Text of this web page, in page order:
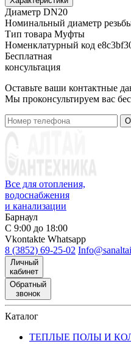
Диаметр DN20
Номинальный диаметр
Тип товара Муфты
Номенклатурный код
Бесплатная
консультация
Оставьте ваши контактные
Мы проконсультируем вас
Все для отопления,
водоснабжения
и канализации
Барнаул
С 9:00 до 18:00
Vkontakte Whatsapp
8 (3852) 69-25-02
Личный
кабинет
Обратный
звонок
Каталог
ТЕПЛЫЕ ПОЛЫ И